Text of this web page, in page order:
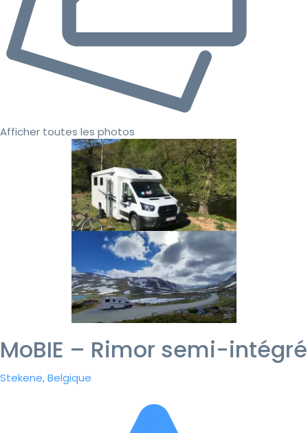
Afficher toutes les photos
MoBIE – Rimor semi-intégré
Stekene, Belgique